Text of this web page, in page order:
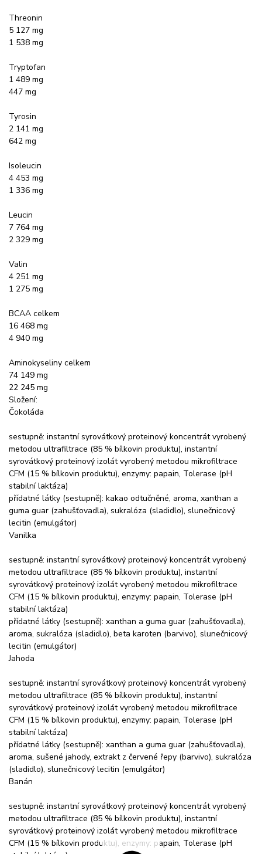
Threonin
5 127 mg
1 538 mg
Tryptofan
1 489 mg
447 mg
Tyrosin
2 141 mg
642 mg
Isoleucin
4 453 mg
1 336 mg
Leucin
7 764 mg
2 329 mg
Valin
4 251 mg
1 275 mg
BCAA celkem
16 468 mg
4 940 mg
Aminokyseliny celkem
74 149 mg
22 245 mg
Složení:
Čokoláda
sestupně: instantní syrovátkový proteinový koncentrát vyrobený
metodou ultrafiltrace (85 % bílkovin produktu), instantní
syrovátkový proteinový izolát vyrobený metodou mikrofiltrace
CFM (15 % bílkovin produktu), enzymy: papain, Tolerase (pH
stabilní laktáza)
přídatné látky (sestupně): kakao odtučněné, aroma, xanthan a
guma guar (zahušťovadla), sukralóza (sladidlo), slunečnicový
lecitin (emulgátor)
Vanilka
sestupně: instantní syrovátkový proteinový koncentrát vyrobený
metodou ultrafiltrace (85 % bílkovin produktu), instantní
syrovátkový proteinový izolát vyrobený metodou mikrofiltrace
CFM (15 % bílkovin produktu), enzymy: papain, Tolerase (pH
stabilní laktáza)
přídatné látky (sestupně): xanthan a guma guar (zahušťovadla),
aroma, sukralóza (sladidlo), beta karoten (barvivo), slunečnicový
lecitin (emulgátor)
Jahoda
sestupně: instantní syrovátkový proteinový koncentrát vyrobený
metodou ultrafiltrace (85 % bílkovin produktu), instantní
syrovátkový proteinový izolát vyrobený metodou mikrofiltrace
CFM (15 % bílkovin produktu), enzymy: papain, Tolerase (pH
stabilní laktáza)
přídatné látky (sestupně): xanthan a guma guar (zahušťovadla),
aroma, sušené jahody, extrakt z červené řepy (barvivo), sukralóza
(sladidlo), slunečnicový lecitin (emulgátor)
Banán
sestupně: instantní syrovátkový proteinový koncentrát vyrobený
metodou ultrafiltrace (85 % bílkovin produktu), instantní
syrovátkový proteinový izolát vyrobený metodou mikrofiltrace
CFM (15 % bílkovin produktu), enzymy: papain, Tolerase (pH